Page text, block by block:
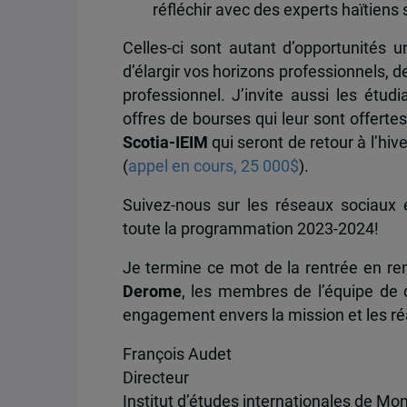
réfléchir avec des experts
Celles-ci sont autant d’opportunités
d’élargir vos horizons professionnels,
professionnel. J’invite aussi les
offres de bourses qui leur sont
Scotia-IEIM qui seront de retour à
(appel en cours, 25 000$).
Suivez-nous sur les réseaux
toute la programmation 2023-2024!
Je termine ce mot de la rentrée en
Derome, les membres de l’équipe
engagement envers la mission et les
François Audet
Directeur
Institut d’études internationales de